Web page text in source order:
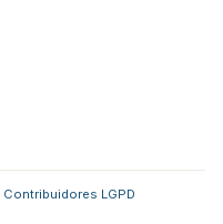
Contribuidores LGPD